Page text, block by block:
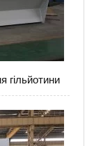
гільйотини